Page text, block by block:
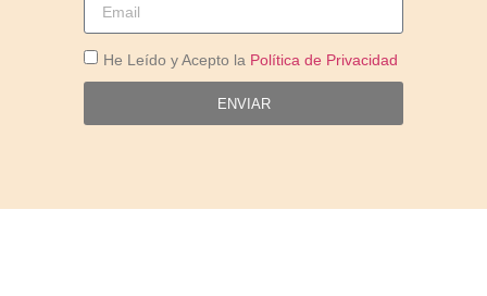
He Leído y Acepto la Política de Privacidad
ENVIAR